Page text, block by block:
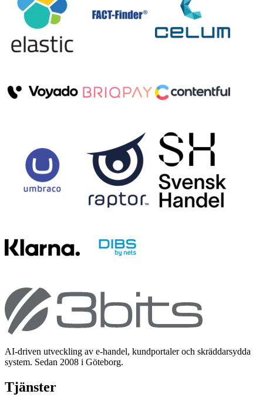
AI-driven utveckling av e-handel, kundportaler och skräddarsydda
system. Sedan 2008 i Göteborg.
Tjänster